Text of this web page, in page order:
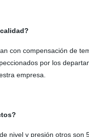
con compensación de
por los
empresa.
nivel y presión otros